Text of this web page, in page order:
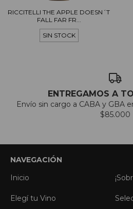
RICCITELLI THE APPLE DOESN´T
FALL FAR FR...
SIN STOCK
ENTREGAMOS A
Envío sin cargo a CABA y GBA
$85.000
NAVEGACIÓN
Inicio
Elegí tu Vino